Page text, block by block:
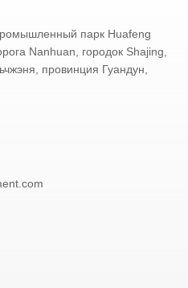
парк Huafeng
Nanhuan, городок Shajing,
провинция Гуандун,